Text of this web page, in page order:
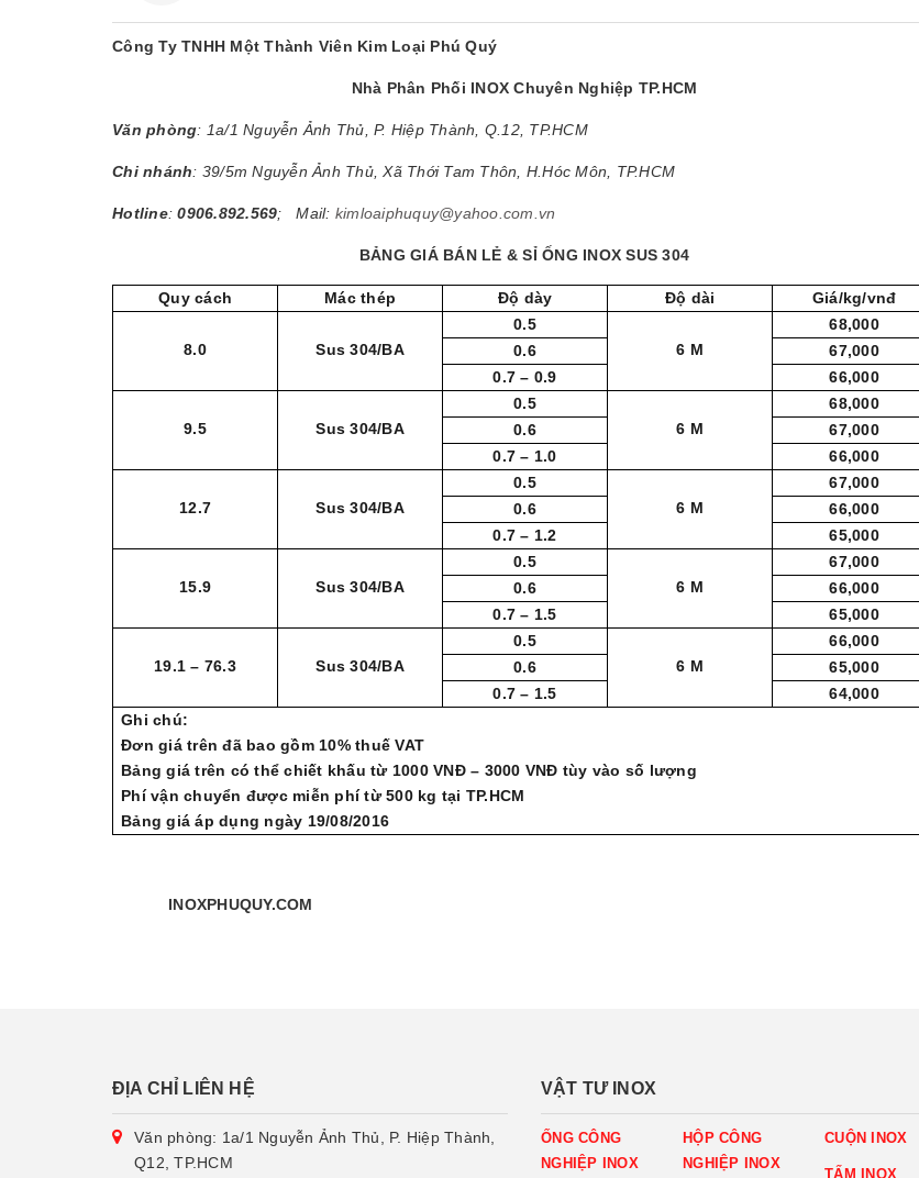
Công Ty TNHH Một Thành Viên Kim Loại Phú Quý
Nhà Phân Phối INOX Chuyên Nghiệp TP.HCM
Văn phòng: 1a/1 Nguyễn Ảnh Thủ, P. Hiệp Thành, Q.12, TP.HCM
Chi nhánh: 39/5m Nguyễn Ảnh Thủ, Xã Thới Tam Thôn, H.Hóc Môn, TP.HCM
Hotline:0906.892.569; Mail: kimloaiphuquy@yahoo.com.vn
BẢNG GIÁ BÁN LẺ & SỈ ỐNG INOX SUS 304
Quy cách Mác thép Độ dày Độ dài Giá/kg/vnđ
8.0 Sus 304/BA
0.5
6 M
68,000
0.6
67,000
0.7 – 0.9
66,000
9.5 Sus 304/BA
0.5
6 M
68,000
0.6
67,000
0.7 – 1.0
66,000
12.7 Sus 304/BA
0.5
6 M
67,000
0.6
66,000
0.7 – 1.2
65,000
15.9 Sus 304/BA
0.5
6 M
67,000
0.6
66,000
0.7 – 1.5
65,000
19.1 – 76.3 Sus 304/BA
0.5
6 M
66,000
0.6
65,000
0.7 – 1.5
64,000
Ghi chú:
Đơn giá trên đã bao gồm 10% thuế VAT
Bảng giá trên có thể chiết khấu từ 1000 VNĐ – 3000 VNĐ tùy vào số lượng
Phí vận chuyển được miễn phí từ 500 kg tại TP.HCM
Bảng giá áp dụng ngày 19/08/2016
INOXPHUQUY.COM
ĐỊA CHỈ LIÊN HỆ
Văn phòng: 1a/1 Nguyễn Ảnh Thủ, P. Hiệp Thành,
Q12, TP.HCM
VẬT TƯ INOX
ỐNG CÔNG
NGHIỆP INOX
HỘP CÔNG
NGHIỆP INOX
CUỘN INOX
TẤM INOX